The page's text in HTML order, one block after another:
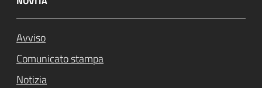
Avviso
Comunicato stampa
Notizia